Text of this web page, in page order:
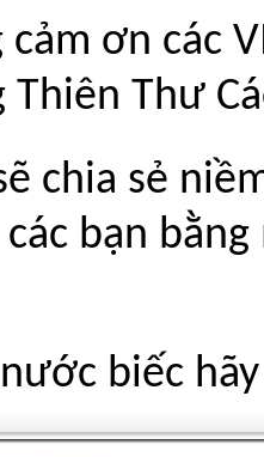
ơn các
Thiên Thư
chia sẻ
bạn
biếc